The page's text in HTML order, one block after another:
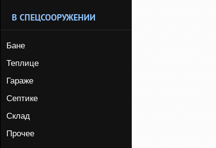
В СПЕЦСООРУЖЕНИИ
Бане
Теплице
Гараже
Септике
Склад
Прочее